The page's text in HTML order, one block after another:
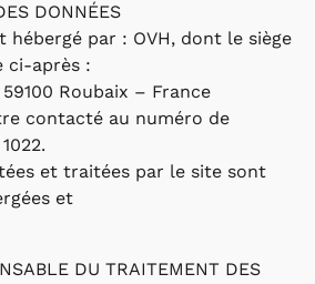
DONNÉES
hébergé par : OVH, dont le siège
ci-après :
Roubaix – France
contacté au numéro de
et traitées par le site sont
et
DU TRAITEMENT DES